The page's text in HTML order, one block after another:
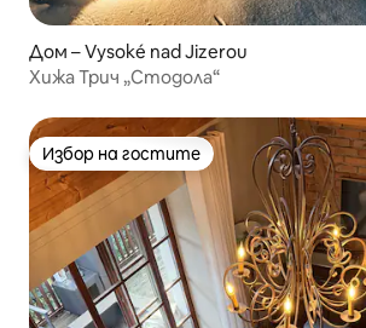
Дом – Vysoké nad Jizerou
Хижа Трич „Стодола“
Избор на гостите
Избор на гостите